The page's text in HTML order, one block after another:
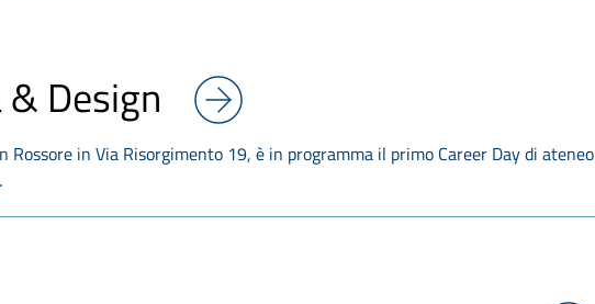
Design
Rossore in Via Risorgimento 19, è in programma il primo Career Day di ateneo